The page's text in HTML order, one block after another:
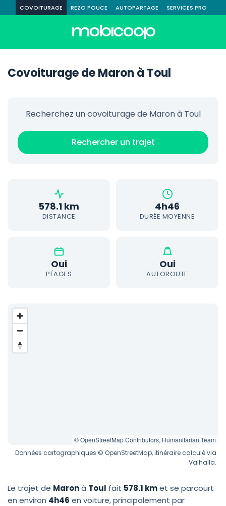
COVOITURAGE REZO POUCE AUTOPARTAGE SERVICES PRO
Covoiturage de Maron à Toul
Recherchez un covoiturage de Maron à Toul
Rechercher un trajet
578.1 km
DISTANCE
4h46
DURÉE MOYENNE
Oui
PÉAGES
Oui
AUTOROUTE
© OpenStreetMap Contributors, Humanitarian Team
Données cartographiques © OpenStreetMap, itinéraire calculé via
Valhalla.
Le trajet de Maronà Toul fait 578.1 kmet se parcourt
en environ 4h46 en voiture, principalement par